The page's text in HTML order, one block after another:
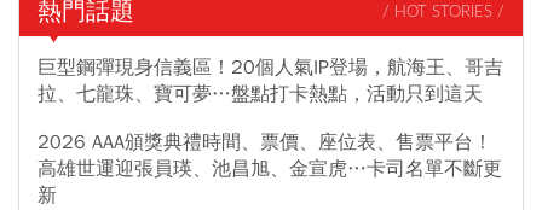
熱門話題 / HOT STORIES /
巨型鋼彈現身信義區！20個人氣IP登場，航海王、哥吉
拉、七龍珠、寶可夢…盤點打卡熱點，活動只到這天
2026 AAA頒獎典禮時間、票價、座位表、售票平台！
高雄世運迎張員瑛、池昌旭、金宣虎…卡司名單不斷更
新